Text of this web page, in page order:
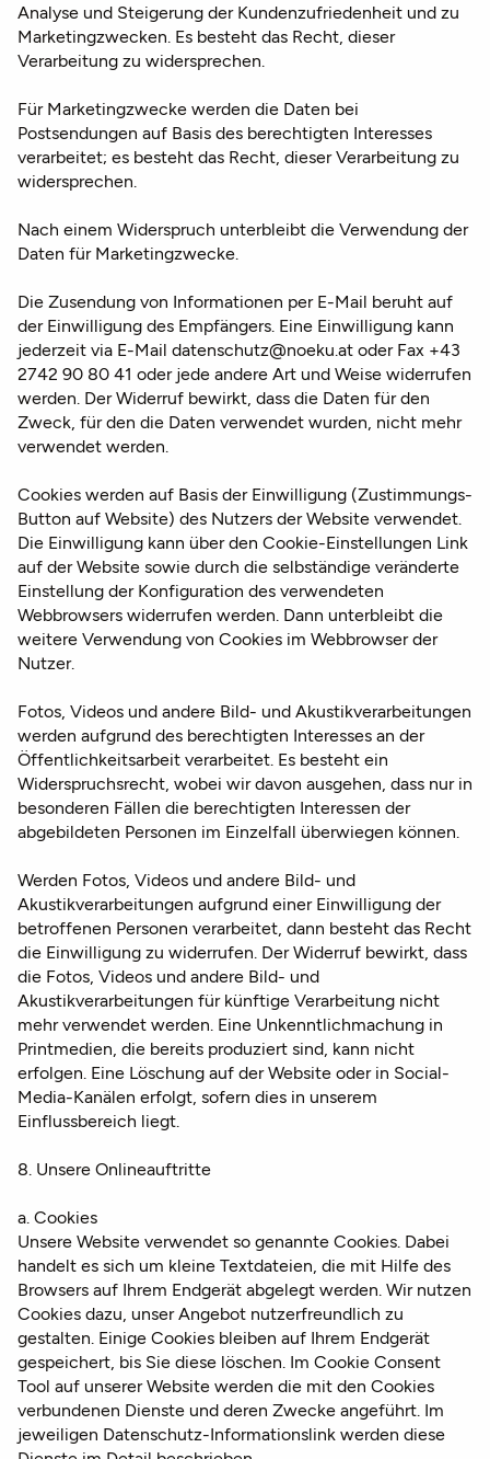
Analyse und Steigerung der Kundenzufriedenheit und zu
Marketingzwecken. Es besteht das Recht, dieser
Verarbeitung zu widersprechen.
Für Marketingzwecke werden die Daten bei
Postsendungen auf Basis des berechtigten Interesses
verarbeitet; es besteht das Recht, dieser Verarbeitung zu
widersprechen.
Nach einem Widerspruch unterbleibt die Verwendung der
Daten für Marketingzwecke.
Die Zusendung von Informationen per E-Mail beruht auf
der Einwilligung des Empfängers. Eine Einwilligung kann
jederzeit via E-Mail datenschutz@noeku.at oder Fax +43
2742 90 80 41 oder jede andere Art und Weise widerrufen
werden. Der Widerruf bewirkt, dass die Daten für den
Zweck, für den die Daten verwendet wurden, nicht mehr
verwendet werden.
Cookies werden auf Basis der Einwilligung (Zustimmungs-
Button auf Website) des Nutzers der Website verwendet.
Die Einwilligung kann über den Cookie-Einstellungen Link
auf der Website sowie durch die selbständige veränderte
Einstellung der Konfiguration des verwendeten
Webbrowsers widerrufen werden. Dann unterbleibt die
weitere Verwendung von Cookies im Webbrowser der
Nutzer.
Fotos, Videos und andere Bild- und Akustikverarbeitungen
werden aufgrund des berechtigten Interesses an der
Öffentlichkeitsarbeit verarbeitet. Es besteht ein
Widerspruchsrecht, wobei wir davon ausgehen, dass nur in
besonderen Fällen die berechtigten Interessen der
abgebildeten Personen im Einzelfall überwiegen können.
Werden Fotos, Videos und andere Bild- und
Akustikverarbeitungen aufgrund einer Einwilligung der
betroffenen Personen verarbeitet, dann besteht das Recht
die Einwilligung zu widerrufen. Der Widerruf bewirkt, dass
die Fotos, Videos und andere Bild- und
Akustikverarbeitungen für künftige Verarbeitung nicht
mehr verwendet werden. Eine Unkenntlichmachung in
Printmedien, die bereits produziert sind, kann nicht
erfolgen. Eine Löschung auf der Website oder in Social-
Media-Kanälen erfolgt, sofern dies in unserem
Einflussbereich liegt.
8. Unsere Onlineauftritte
a. Cookies
Unsere Website verwendet so genannte Cookies. Dabei
handelt es sich um kleine Textdateien, die mit Hilfe des
Browsers auf Ihrem Endgerät abgelegt werden. Wir nutzen
Cookies dazu, unser Angebot nutzerfreundlich zu
gestalten. Einige Cookies bleiben auf Ihrem Endgerät
gespeichert, bis Sie diese löschen. Im Cookie Consent
Tool auf unserer Website werden die mit den Cookies
verbundenen Dienste und deren Zwecke angeführt. Im
jeweiligen Datenschutz-Informationslink werden diese